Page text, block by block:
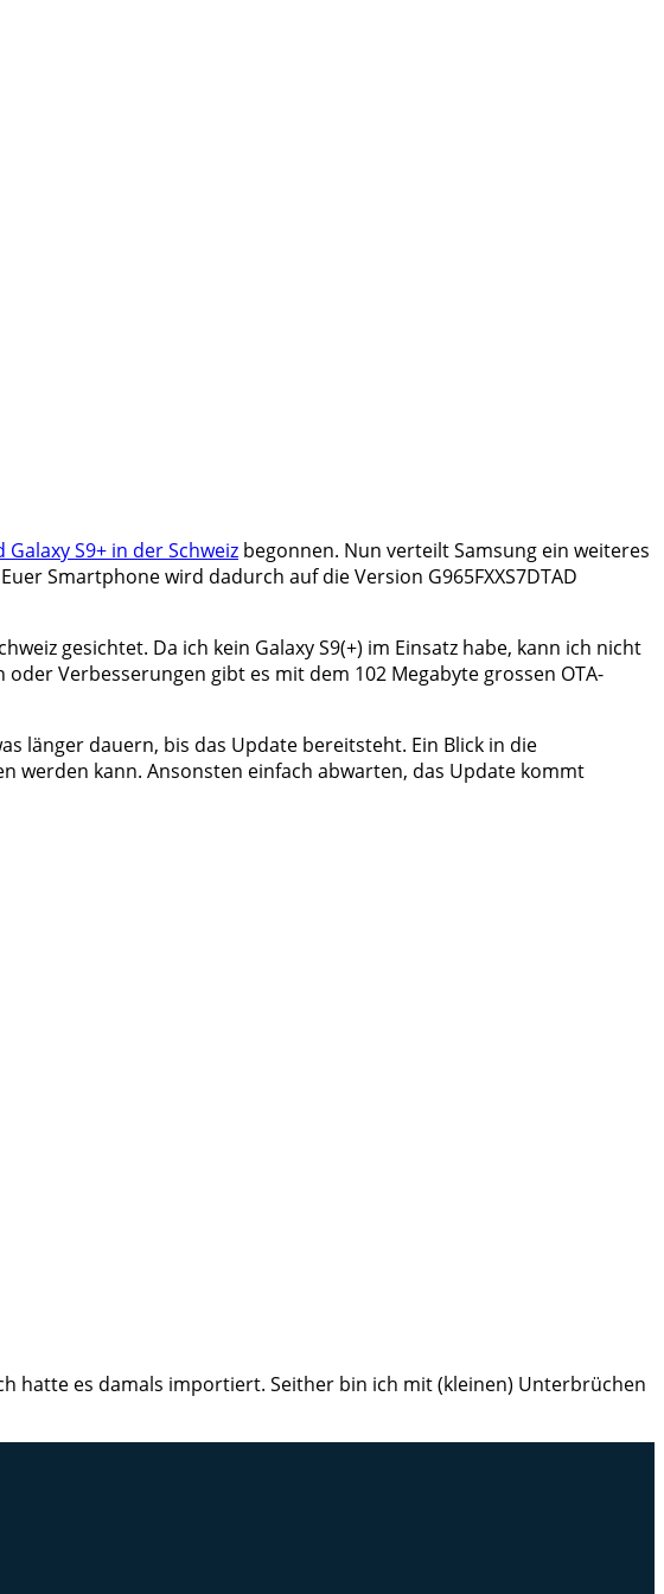
Galaxy S9+ in der Schweiz begonnen. Nun verteilt Samsung ein weiteres
Smartphone wird dadurch auf die Version G965FXXS7DTAD
gesichtet. Da ich kein Galaxy S9(+) im Einsatz habe, kann ich nicht
Verbesserungen gibt es mit dem 102 Megabyte grossen OTA-
länger dauern, bis das Update bereitsteht. Ein Blick in die
werden kann. Ansonsten einfach abwarten, das Update kommt
hatte es damals importiert. Seither bin ich mit (kleinen) Unterbrüchen